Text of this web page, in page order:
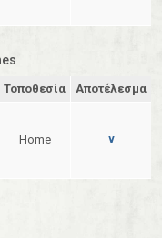
Τοποθεσία Αποτέλεσμα
Home v